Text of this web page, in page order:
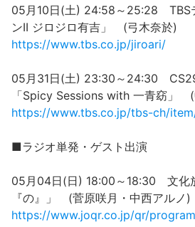
05月10日(土) 24:58～25:28 TBS
ンII ジロジロ有吉」 (弓木奈於)
https://www.tbs.co.jp/jiroari/
05月31日(土) 23:30～24:30
「Spicy Sessions with 一青窈」 (
https://www.tbs.co.jp/tbs-ch/
■ラジオ単発・ゲスト出演
05月04日(日) 18:00～18:30 文
『の』」 (菅原咲月・中西アルノ)
https://www.joqr.co.jp/qr/